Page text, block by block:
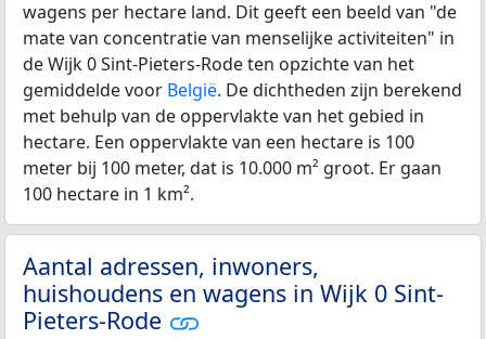
wagens per hectare land. Dit geeft een beeld van "de
mate van concentratie van menselijke activiteiten" in
de Wijk 0 Sint-Pieters-Rode ten opzichte van het
gemiddelde voor België. De dichtheden zijn berekend
met behulp van de oppervlakte van het gebied in
hectare. Een oppervlakte van een hectare is 100
meter bij 100 meter, dat is 10.000 m² groot. Er gaan
100 hectare in 1 km².
Aantal adressen, inwoners,
huishoudens en wagens in Wijk 0 Sint-
Pieters-Rode